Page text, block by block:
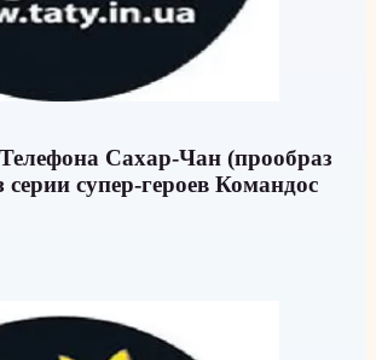
Сахар-Чан (прообраз
супер-героев Командос